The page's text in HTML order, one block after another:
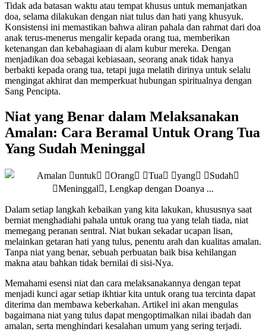
Tidak ada batasan waktu atau tempat khusus untuk memanjatkan
doa, selama dilakukan dengan niat tulus dan hati yang khusyuk.
Konsistensi ini memastikan bahwa aliran pahala dan rahmat dari doa
anak terus-menerus mengalir kepada orang tua, memberikan
ketenangan dan kebahagiaan di alam kubur mereka. Dengan
menjadikan doa sebagai kebiasaan, seorang anak tidak hanya
berbakti kepada orang tua, tetapi juga melatih dirinya untuk selalu
mengingat akhirat dan memperkuat hubungan spiritualnya dengan
Sang Pencipta.
Niat yang Benar dalam Melaksanakan
Amalan: Cara Beramal Untuk Orang Tua
Yang Sudah Meninggal
Dalam setiap langkah kebaikan yang kita lakukan, khususnya saat
berniat menghadiahi pahala untuk orang tua yang telah tiada, niat
memegang peranan sentral. Niat bukan sekadar ucapan lisan,
melainkan getaran hati yang tulus, penentu arah dan kualitas amalan.
Tanpa niat yang benar, sebuah perbuatan baik bisa kehilangan
makna atau bahkan tidak bernilai di sisi-Nya.
Memahami esensi niat dan cara melaksanakannya dengan tepat
menjadi kunci agar setiap ikhtiar kita untuk orang tua tercinta dapat
diterima dan membawa keberkahan. Artikel ini akan mengulas
bagaimana niat yang tulus dapat mengoptimalkan nilai ibadah dan
amalan, serta menghindari kesalahan umum yang sering terjadi.